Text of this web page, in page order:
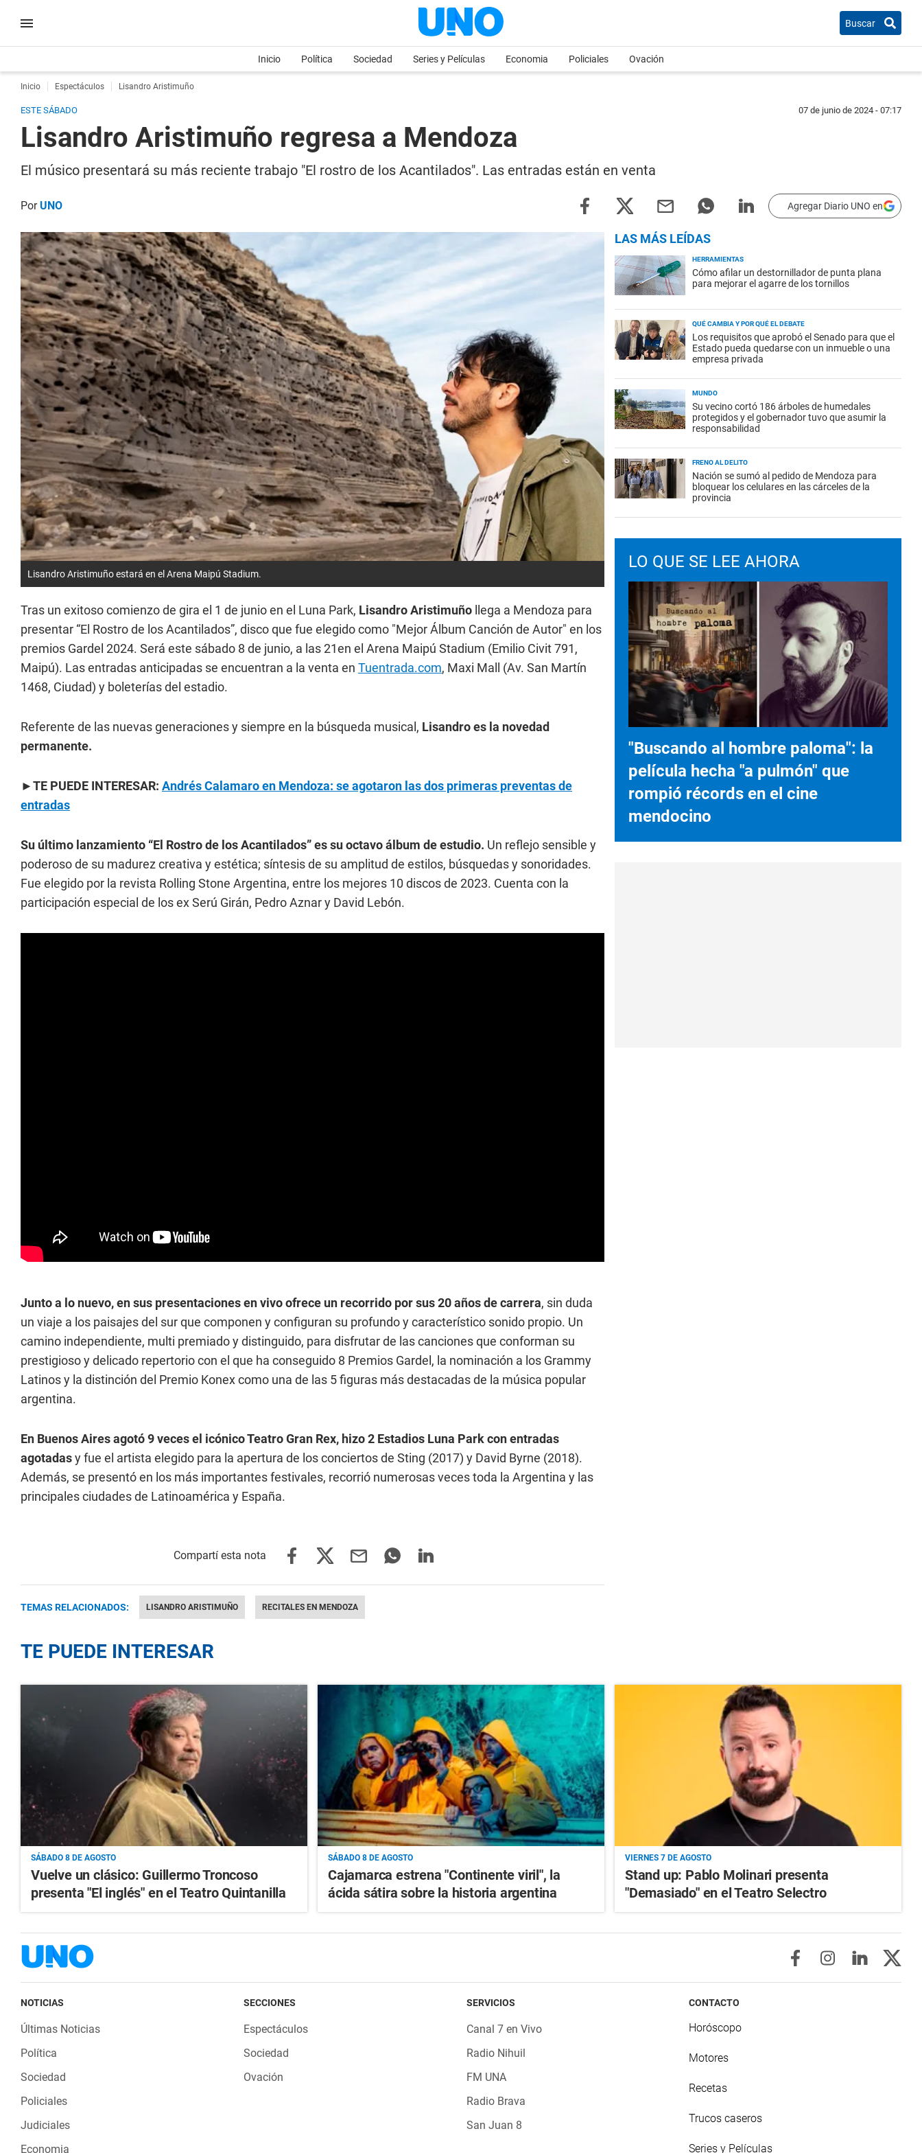
Buscar
Inicio Política Sociedad Series y Películas Economia Policiales Ovación
Inicio Espectáculos Lisandro Aristimuño
ESTE SÁBADO 07 de junio de 2024 - 07:17
Lisandro Aristimuño regresa a Mendoza
El músico presentará su más reciente trabajo "El rostro de los Acantilados". Las entradas están en venta
PorUNO Agregar Diario UNO en
Lisandro Aristimuño estará en el Arena Maipú Stadium.
Tras un exitoso comienzo de gira el 1 de junio en el Luna Park, Lisandro Aristimuño llega a Mendoza para
presentar “El Rostro de los Acantilados”, disco que fue elegido como "Mejor Álbum Canción de Autor" en los
premios Gardel 2024. Será este sábado 8 de junio, a las 21en el Arena Maipú Stadium (Emilio Civit 791,
Maipú). Las entradas anticipadas se encuentran a la venta en Tuentrada.com, Maxi Mall (Av. San Martín
1468, Ciudad) y boleterías del estadio.
Referente de las nuevas generaciones y siempre en la búsqueda musical, Lisandro es la novedad
permanente.
►TE PUEDE INTERESAR: Andrés Calamaro en Mendoza: se agotaron las dos primeras preventas de
entradas
Su último lanzamiento “El Rostro de los Acantilados” es su octavo álbum de estudio. Un reflejo sensible y
poderoso de su madurez creativa y estética; síntesis de su amplitud de estilos, búsquedas y sonoridades.
Fue elegido por la revista Rolling Stone Argentina, entre los mejores 10 discos de 2023. Cuenta con la
participación especial de los ex Serú Girán, Pedro Aznar y David Lebón.
Junto a lo nuevo, en sus presentaciones en vivo ofrece un recorrido por sus 20 años de carrera, sin duda
un viaje a los paisajes del sur que componen y configuran su profundo y característico sonido propio. Un
camino independiente, multi premiado y distinguido, para disfrutar de las canciones que conforman su
prestigioso y delicado repertorio con el que ha conseguido 8 Premios Gardel, la nominación a los Grammy
Latinos y la distinción del Premio Konex como una de las 5 figuras más destacadas de la música popular
argentina.
En Buenos Aires agotó 9 veces el icónico Teatro Gran Rex, hizo 2 Estadios Luna Park con entradas
agotadasy fue el artista elegido para la apertura de los conciertos de Sting (2017) y David Byrne (2018).
Además, se presentó en los más importantes festivales, recorrió numerosas veces toda la Argentina y las
principales ciudades de Latinoamérica y España.
TEMAS RELACIONADOS: LISANDRO ARISTIMUÑO RECITALES EN MENDOZA
LAS MÁS LEÍDAS
HERRAMIENTAS
Cómo afilar un destornillador de punta plana
para mejorar el agarre de los tornillos
QUÉ CAMBIA Y POR QUÉ EL DEBATE
Los requisitos que aprobó el Senado para que el
Estado pueda quedarse con un inmueble o una
empresa privada
MUNDO
Su vecino cortó 186 árboles de humedales
protegidos y el gobernador tuvo que asumir la
responsabilidad
FRENO AL DELITO
Nación se sumó al pedido de Mendoza para
bloquear los celulares en las cárceles de la
provincia
LO QUE SE LEE AHORA
"Buscando al hombre paloma": la
película hecha "a pulmón" que
rompió récords en el cine
mendocino
TE PUEDE INTERESAR
SÁBADO 8 DE AGOSTO
Vuelve un clásico: Guillermo Troncoso
presenta "El inglés" en el Teatro Quintanilla
SÁBADO 8 DE AGOSTO
Cajamarca estrena "Continente viril", la
ácida sátira sobre la historia argentina
VIERNES 7 DE AGOSTO
Stand up: Pablo Molinari presenta
"Demasiado" en el Teatro Selectro
NOTICIAS
Últimas Noticias
Política
Sociedad
Policiales
Judiciales
Economia
SECCIONES
Espectáculos
Sociedad
Ovación
SERVICIOS
Canal 7 en Vivo
Radio Nihuil
FM UNA
Radio Brava
San Juan 8
CONTACTO
Horóscopo
Motores
Recetas
Trucos caseros
Series y Películas